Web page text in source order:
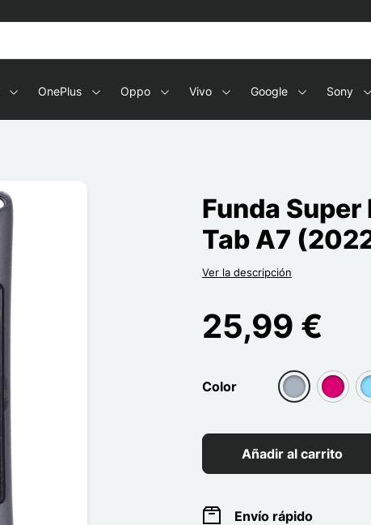
OnePlus Oppo Vivo Google Sony
Funda
Tab A7
Ver la descripción
25,99 €
Color
group[3]
Añadir al carrito
Envío rápido